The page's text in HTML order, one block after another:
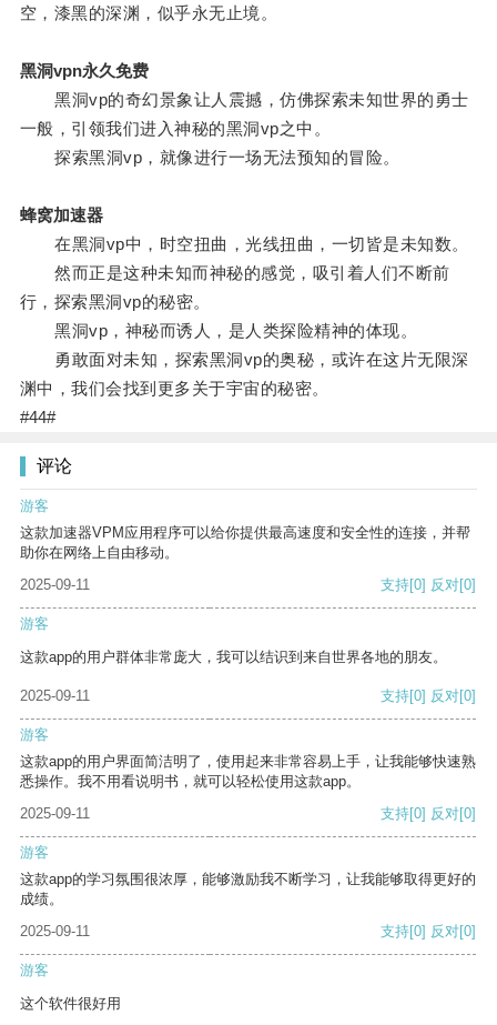
空，漆黑的深渊，似乎永无止境。
黑洞vpn永久免费
黑洞vp的奇幻景象让人震撼，仿佛探索未知世界的勇士
一般，引领我们进入神秘的黑洞vp之中。
探索黑洞vp，就像进行一场无法预知的冒险。
蜂窝加速器
在黑洞vp中，时空扭曲，光线扭曲，一切皆是未知数。
然而正是这种未知而神秘的感觉，吸引着人们不断前
行，探索黑洞vp的秘密。
黑洞vp，神秘而诱人，是人类探险精神的体现。
勇敢面对未知，探索黑洞vp的奥秘，或许在这片无限深
渊中，我们会找到更多关于宇宙的秘密。
#44#
评论
游客
这款加速器VPM应用程序可以给你提供最高速度和安全性的连接，并帮
助你在网络上自由移动。
2025-09-11
支持[0] 反对[0]
游客
这款app的用户群体非常庞大，我可以结识到来自世界各地的朋友。
2025-09-11 支持[0] 反对[0]
游客
这款app的用户界面简洁明了，使用起来非常容易上手，让我能够快速熟
悉操作。我不用看说明书，就可以轻松使用这款app。
2025-09-11
支持[0] 反对[0]
游客
这款app的学习氛围很浓厚，能够激励我不断学习，让我能够取得更好的
成绩。
2025-09-11
支持[0] 反对[0]
游客
这个软件很好用